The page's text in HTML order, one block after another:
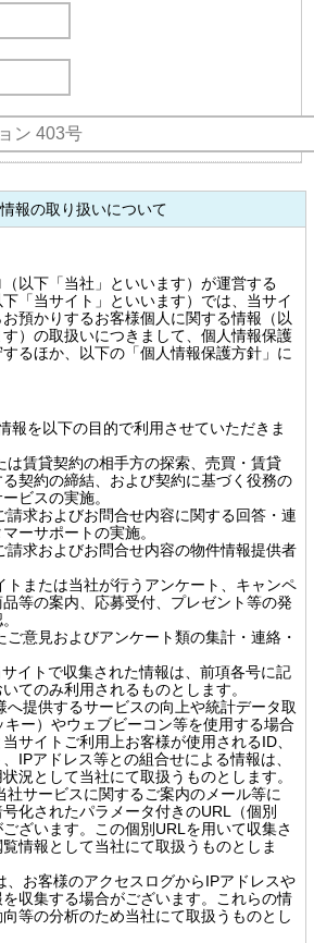
報の取り扱いについて
以下「当社」といいます）が運営する
下「当サイト」といいます）では、当サイ
預かりするお客様個人に関する情報（以
）の取扱いにつきまして、個人情報保護
るほか、以下の「個人情報保護方針」に
報を以下の目的で利用させていただきま
は賃貸契約の相手方の探索、売買・賃貸
契約の締結、および契約に基づく役務の
ビスの実施。
請求およびお問合せ内容に関する回答・連
ーサポートの実施。
請求およびお問合せ内容の物件情報提供者
トまたは当社が行うアンケート、キャンペ
等の案内、応募受付、プレゼント等の発
意見およびアンケート類の集計・連絡・
イトで収集された情報は、前項各号に記
てのみ利用されるものとします。
提供するサービスの向上や統計データ取
ー）やウェブビーコン等を使用する場合
サイトご利用上お客様が使用されるID、
IPアドレス等との組合せによる情報は、
況として当社にて取扱うものとします。
サービスに関するご案内のメール等に
化されたパラメータ付きのURL（個別
ざいます。この個別URLを用いて収集さ
情報として当社にて取扱うものとしま
、お客様のアクセスログからIPアドレスや
収集する場合がございます。これらの情
等の分析のため当社にて取扱うものとし